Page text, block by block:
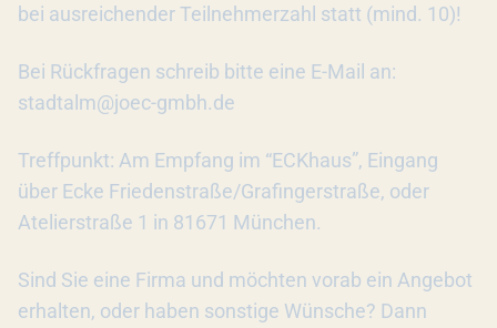
bei ausreichender Teilnehmerzahl statt (mind. 10)!
Bei Rückfragen schreib bitte eine E-Mail an:
stadtalm@joec-gmbh.de
Treffpunkt: Am Empfang im “ECKhaus”, Eingang
über Ecke Friedenstraße/Grafingerstraße, oder
Atelierstraße 1 in 81671 München.
Sind Sie eine Firma und möchten vorab ein Angebot
erhalten, oder haben sonstige Wünsche? Dann